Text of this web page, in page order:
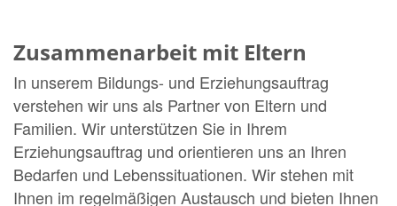
Zusammenarbeit mit Eltern
In unserem Bildungs- und Erziehungsauftrag
verstehen wir uns als Partner von Eltern und
Familien. Wir unterstützen Sie in Ihrem
Erziehungsauftrag und orientieren uns an Ihren
Bedarfen und Lebenssituationen. Wir stehen mit
Ihnen im regelmäßigen Austausch und bieten Ihnen